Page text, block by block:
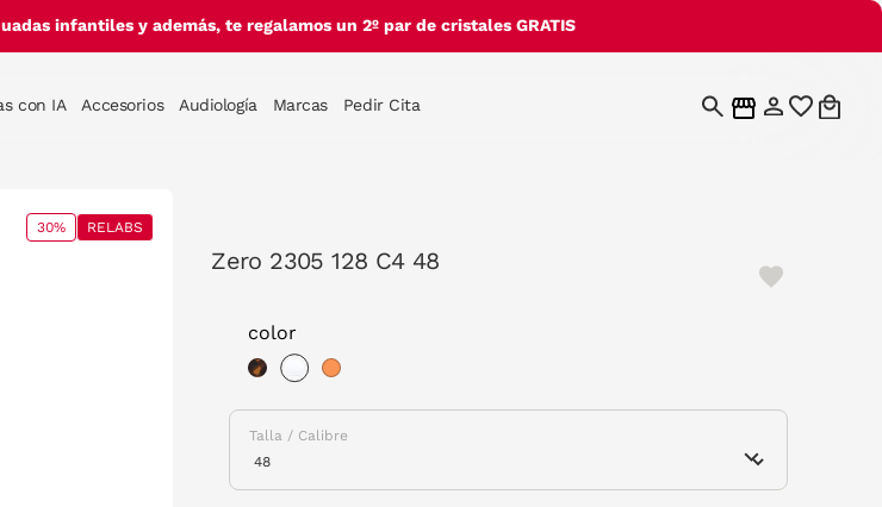
infantiles y además, te regalamos un 2º par de cristales GRATIS
con IA Accesorios Audiología Marcas Pedir Cita
30% RELABS
Zero 2305 128 C4 48
color
Talla / Calibre